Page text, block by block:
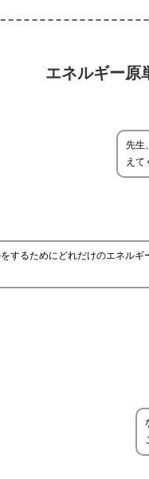
エネルギー原
先生
えて
をするためにどれだけのエネル